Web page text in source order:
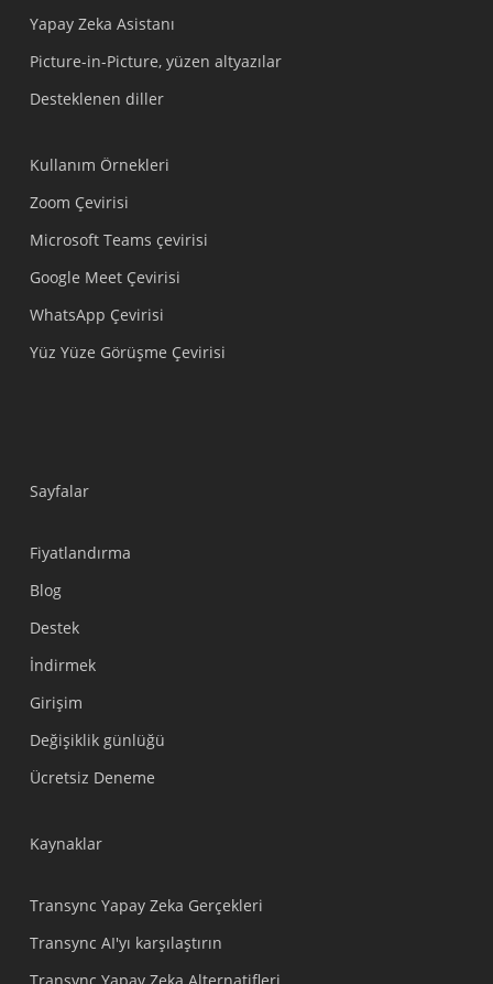
Yapay Zeka Asistanı
Picture-in-Picture, yüzen altyazılar
Desteklenen diller
Kullanım Örnekleri
Zoom Çevirisi
Microsoft Teams çevirisi
Google Meet Çevirisi
WhatsApp Çevirisi
Yüz Yüze Görüşme Çevirisi
Sayfalar
Fiyatlandırma
Blog
Destek
İndirmek
Girişim
Değişiklik günlüğü
Ücretsiz Deneme
Kaynaklar
Transync Yapay Zeka Gerçekleri
Transync AI'yı karşılaştırın